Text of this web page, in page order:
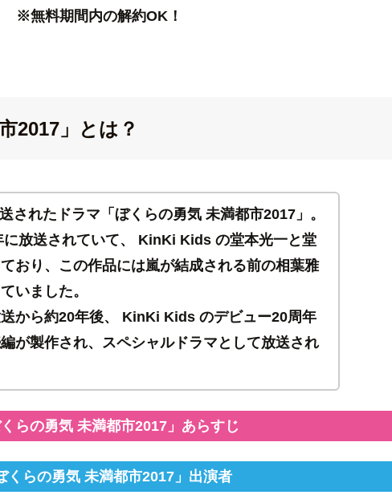
※無料期間内の解約OK！
2017」とは？
されたドラマ「ぼくらの勇気 未満都市2017」。
に放送されていて、 KinKi Kids の堂本光一と堂
おり、この作品には嵐が結成される前の相葉雅
いました。
から約20年後、 KinKi Kids のデビュー20周年
が製作され、スペシャルドラマとして放送され
くらの勇気 未満都市2017」あらすじ
くらの勇気 未満都市2017」出演者